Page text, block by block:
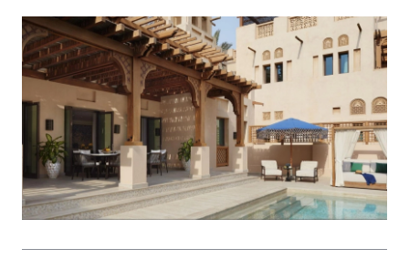
18 мая 2026
THE ST. REGIS MALDIVES VOMMULI:
МАНИФЕСТ ЭСТЕТИКИ В САМОМ СЕРДЦЕ
ОКЕАНА
Подробнее